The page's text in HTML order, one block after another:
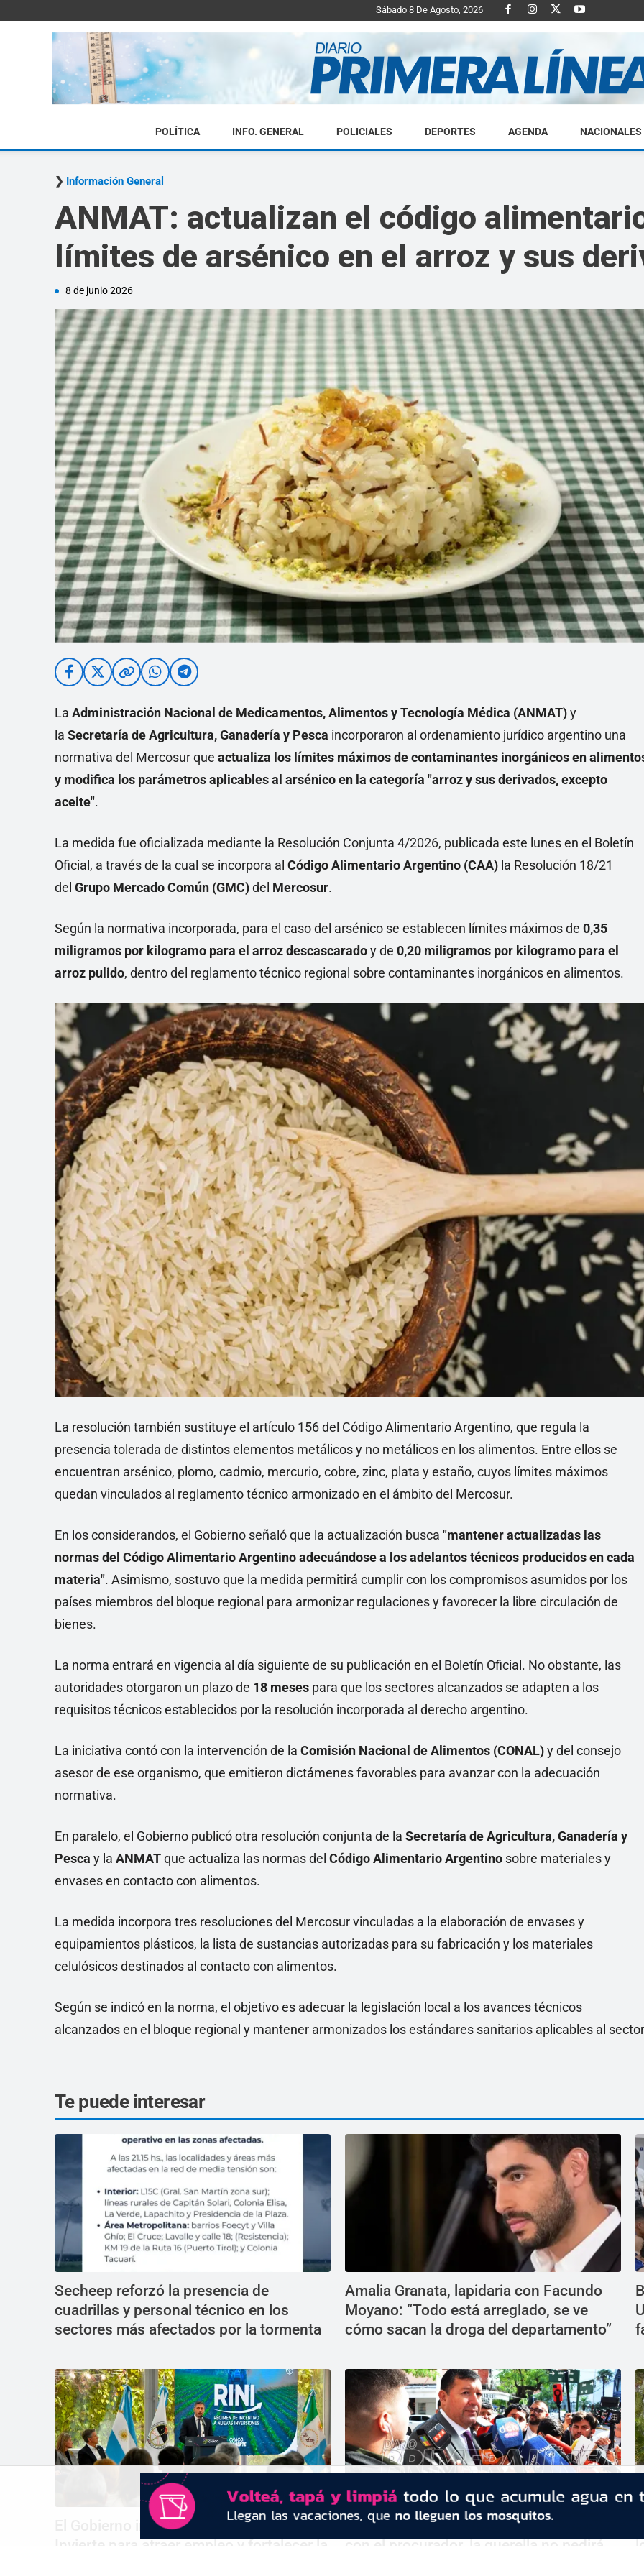
Sábado 8 De Agosto, 2026
Diario
Linea
POLÍTICA INFO. GENERAL POLICIALES DEPORTES AGENDA NACIONALES
Información General
ANMAT: actualizan el código
límites de arsénico en el arroz y sus
8 de junio 2026
La Administración Nacional de Medicamentos, Alimentos y Tecnología Médica (ANMAT)y
la Secretaría de Agricultura, Ganadería y Pesca incorporaron al ordenamiento jurídico argentino una
normativa del Mercosur que actualiza los límites máximos de contaminantes inorgánicos en
y modifica los parámetros aplicables al arsénico en la categoría "arroz y sus derivados, excepto
aceite".
La medida fue oficializada mediante la Resolución Conjunta 4/2026, publicada este lunes en el Boletín
Oficial, a través de la cual se incorpora al Código Alimentario Argentino (CAA) la Resolución 18/21
del Grupo Mercado Común (GMC)del Mercosur.
Según la normativa incorporada, para el caso del arsénico se establecen límites máximos de 0,35
miligramos por kilogramo para el arroz descascaradoy de 0,20 miligramos por kilogramo para el
arroz pulido, dentro del reglamento técnico regional sobre contaminantes inorgánicos en alimentos.
La resolución también sustituye el artículo 156 del Código Alimentario Argentino, que regula la
presencia tolerada de distintos elementos metálicos y no metálicos en los alimentos. Entre ellos se
encuentran arsénico, plomo, cadmio, mercurio, cobre, zinc, plata y estaño, cuyos límites máximos
quedan vinculados al reglamento técnico armonizado en el ámbito del Mercosur.
En los considerandos, el Gobierno señaló que la actualización busca "mantener actualizadas las
normas del Código Alimentario Argentino adecuándose a los adelantos técnicos producidos en cada
materia". Asimismo, sostuvo que la medida permitirá cumplir con los compromisos asumidos por los
países miembros del bloque regional para armonizar regulaciones y favorecer la libre circulación de
bienes.
La norma entrará en vigencia al día siguiente de su publicación en el Boletín Oficial. No obstante, las
autoridades otorgaron un plazo de 18 meses para que los sectores alcanzados se adapten a los
requisitos técnicos establecidos por la resolución incorporada al derecho argentino.
La iniciativa contó con la intervención de la Comisión Nacional de Alimentos (CONAL)y del consejo
asesor de ese organismo, que emitieron dictámenes favorables para avanzar con la adecuación
normativa.
En paralelo, el Gobierno publicó otra resolución conjunta de la Secretaría de Agricultura, Ganadería y
Pesca y la ANMATque actualiza las normas del Código Alimentario Argentino sobre materiales y
envases en contacto con alimentos.
La medida incorpora tres resoluciones del Mercosur vinculadas a la elaboración de envases y
equipamientos plásticos, la lista de sustancias autorizadas para su fabricación y los materiales
celulósicos destinados al contacto con alimentos.
Según se indicó en la norma, el objetivo es adecuar la legislación local a los avances técnicos
alcanzados en el bloque regional y mantener armonizados los estándares sanitarios aplicables al
Te puede interesar
Secheep reforzó la presencia de
cuadrillas y personal técnico en los
sectores más afectados por la tormenta
Amalia Granata, lapidaria con Facundo
Moyano: “Todo está arreglado, se ve
cómo sacan la droga del departamento”
El Gobierno impulsa el régimen Chaco
Crimen de Álvarez Guardia: tras reunirse